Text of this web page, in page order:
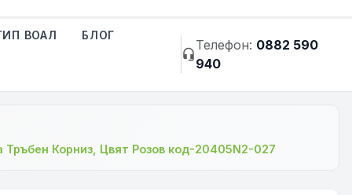
ВОАЛ БЛОГ
headset_mic
Телефон: 0882 590
940
Корниз, Цвят Розов код-20405N2-027